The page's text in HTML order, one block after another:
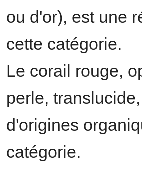
ou d'or), est une
cette catégorie.
Le corail rouge,
perle,
d'origines
catégorie.